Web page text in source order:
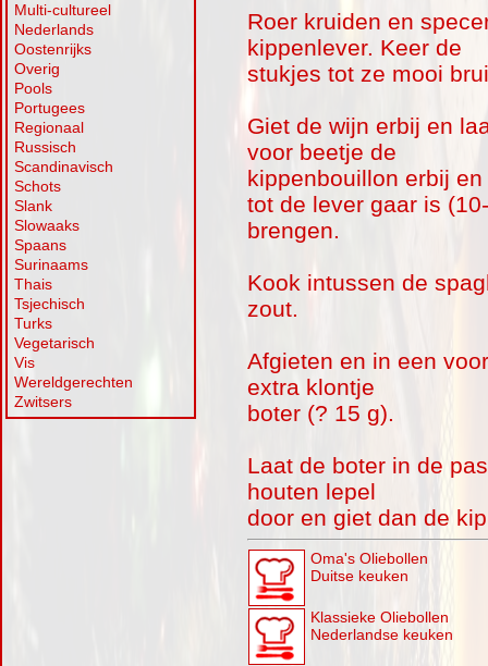
Multi-cultureel
Nederlands
Oostenrijks
Overig
Pools
Portugees
Regionaal
Russisch
Scandinavisch
Schots
Slank
Slowaaks
Spaans
Surinaams
Thais
Tsjechisch
Turks
Vegetarisch
Vis
Wereldgerechten
Zwitsers
Roer kruiden en
kippenlever. Keer de
stukjes tot ze mooi
Giet de wijn erbij en
voor beetje de
kippenbouillon erbij
tot de lever gaar is
brengen.
Kook intussen de
zout.
Afgieten en in een
extra klontje
boter (? 15 g).
Laat de boter in de
houten lepel
door en giet dan de
Oma's Oliebollen
Duitse keuken
Klassieke Oliebollen
Nederlandse keuken